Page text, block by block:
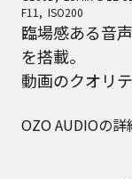
F11, ISO200
臨場感ある音
を搭載。
動画のクオリ
OZO AUDIOの詳